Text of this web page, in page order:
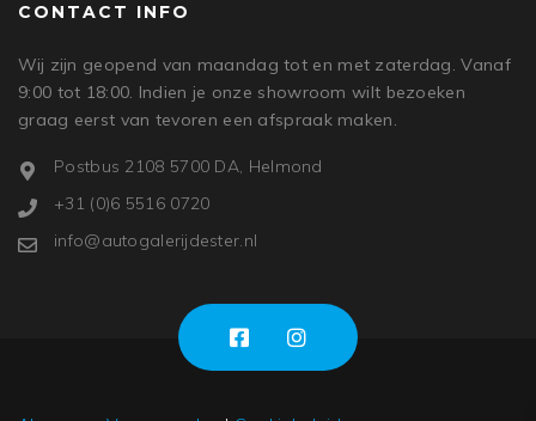
CONTACT INFO
Wij zijn geopend van maandag tot en met zaterdag. Vanaf
9:00 tot 18:00. Indien je onze showroom wilt bezoeken
graag eerst van tevoren een afspraak maken.
Postbus 2108 5700 DA, Helmond
+31 (0)6 5516 0720
info@autogalerijdester.nl